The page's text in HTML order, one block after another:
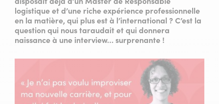
logistique et d’une riche expérience professionnelle
en la matière, qui plus est à l’international ? C’est la
question qui nous taraudait et qui donnera
naissance à une interview… surprenante !